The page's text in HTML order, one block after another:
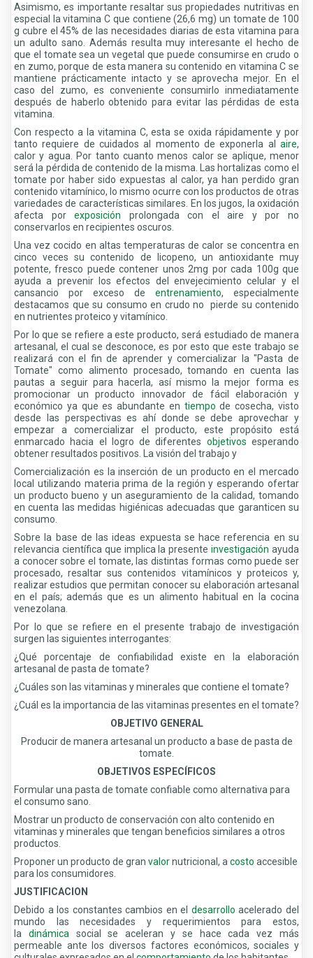
Asimismo, es importante resaltar sus propiedades nutritivas en
especial la vitamina C que contiene (26,6 mg) un tomate de 100
g cubre el 45% de las necesidades diarias de esta vitamina para
un adulto sano. Además resulta muy interesante el hecho de
que el tomate sea un vegetal que puede consumirse en crudo o
en zumo, porque de esta manera su contenido en vitamina C se
mantiene prácticamente intacto y se aprovecha mejor. En el
caso del zumo, es conveniente consumirlo inmediatamente
después de haberlo obtenido para evitar las pérdidas de esta
vitamina.
Con respecto a la vitamina C, esta se oxida rápidamente y por
tanto requiere de cuidados al momento de exponerla al aire,
calor y agua. Por tanto cuanto menos calor se aplique, menor
será la pérdida de contenido de la misma. Las hortalizas como el
tomate por haber sido expuestas al calor, ya han perdido gran
contenido vitamínico, lo mismo ocurre con los productos de otras
variedades de características similares. En los jugos, la oxidación
afecta porexposición prolongada con el aire y por no
conservarlos en recipientes oscuros.
Una vez cocido en altas temperaturas de calor se concentra en
cinco veces su contenido de licopeno, un antioxidante muy
potente, fresco puede contener unos 2mg por cada 100g que
ayuda a prevenir los efectos del envejecimiento celular y el
cansancio por exceso de entrenamiento, especialmente
destacamos que su consumo en crudo no pierde su contenido
en nutrientes proteico y vitamínico.
Por lo que se refiere a este producto, será estudiado de manera
artesanal, el cual se desconoce, es por esto que este trabajo se
realizará con el fin de aprender y comercializar la "Pasta de
Tomate" como alimento procesado, tomando en cuenta las
pautas a seguir para hacerla, así mismo la mejor forma es
promocionar un producto innovador de fácil elaboración y
económico ya que es abundante en tiempo de cosecha, visto
desde las perspectivas es ahí donde se debe aprovechar y
empezar a comercializar el producto, este propósito está
enmarcado hacia el logro de diferentes objetivos esperando
obtener resultados positivos. La visión del trabajo y
Comercialización es la inserción de un producto en el mercado
local utilizando materia prima de la región y esperando ofertar
un producto bueno y un aseguramiento de la calidad, tomando
en cuenta las medidas higiénicas adecuadas que garanticen su
consumo.
Sobre la base de las ideas expuesta se hace referencia en su
relevancia científica que implica la presenteinvestigación ayuda
a conocer sobre el tomate, las distintas formas como puede ser
procesado, resaltar sus contenidos vitamínicos y proteicos y,
realizar estudios que permitan conocer su elaboración artesanal
en el país; además que es un alimento habitual en la cocina
venezolana.
Por lo que se refiere en el presente trabajo de investigación
surgen las siguientes interrogantes:
¿Qué porcentaje de confiabilidad existe en la elaboración
artesanal de pasta de tomate?
¿Cuáles son las vitaminas y minerales que contiene el tomate?
¿Cuál es la importancia de las vitaminas presentes en el tomate?
OBJETIVO GENERAL
Producir de manera artesanal un producto a base de pasta de
tomate.
OBJETIVOS ESPECÍFICOS
Formular una pasta de tomate confiable como alternativa para
el consumo sano.
Mostrar un producto de conservación con alto contenido en
vitaminas y minerales que tengan beneficios similares a otros
productos.
Proponer un producto de gran valornutricional, a costo accesible
para los consumidores.
JUSTIFICACION
Debido a los constantes cambios en el desarrollo acelerado del
mundo las necesidades y requerimientos para estos,
la dinámica social se aceleran y se hace cada vez más
permeable ante los diversos factores económicos, sociales y